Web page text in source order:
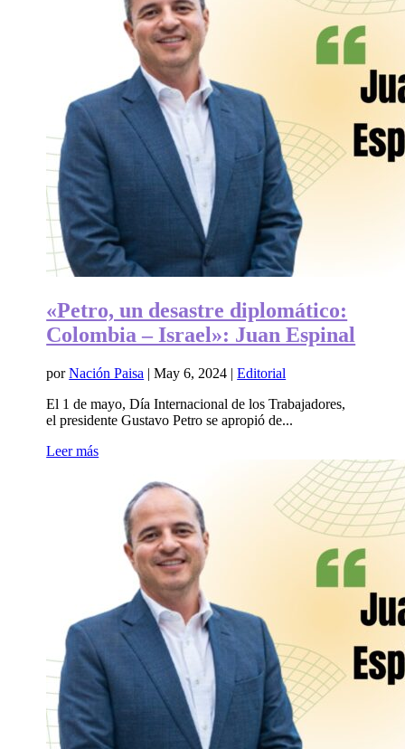
«Petro, un desastre diplomático:
Colombia – Israel»: Juan Espinal
porNación Paisa |May 6, 2024 |Editorial
El 1 de mayo, Día Internacional de los Trabajadores,
el presidente Gustavo Petro se apropió de...
Leer más